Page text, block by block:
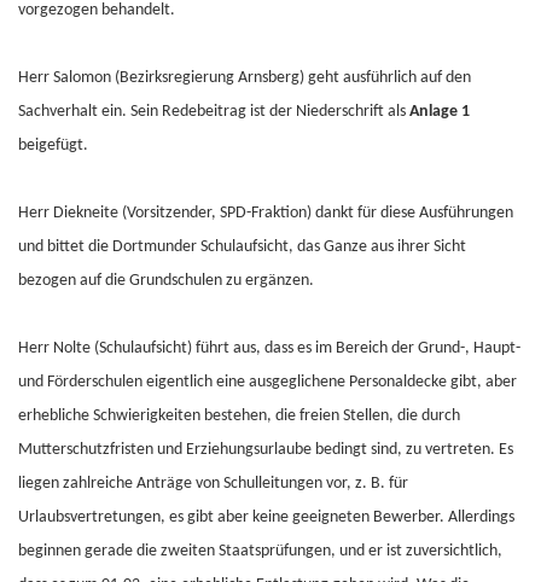
vorgezogen behandelt.
Herr Salomon (Bezirksregierung Arnsberg) geht ausführlich auf den
Sachverhalt ein. Sein Redebeitrag ist der Niederschrift als Anlage 1
beigefügt.
Herr Diekneite (Vorsitzender, SPD-Fraktion) dankt für diese Ausführungen
und bittet die Dortmunder Schulaufsicht, das Ganze aus ihrer Sicht
bezogen auf die Grundschulen zu ergänzen.
Herr Nolte (Schulaufsicht) führt aus, dass es im Bereich der Grund-, Haupt-
und Förderschulen eigentlich eine ausgeglichene Personaldecke gibt, aber
erhebliche Schwierigkeiten bestehen, die freien Stellen, die durch
Mutterschutzfristen und Erziehungsurlaube bedingt sind, zu vertreten. Es
liegen zahlreiche Anträge von Schulleitungen vor, z. B. für
Urlaubsvertretungen, es gibt aber keine geeigneten Bewerber. Allerdings
beginnen gerade die zweiten Staatsprüfungen, und er ist zuversichtlich,